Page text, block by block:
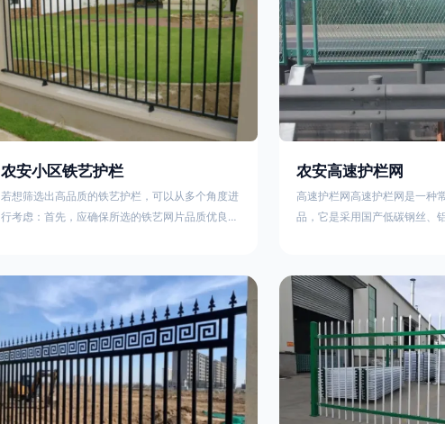
工地围栏外堆放建筑材料、垃圾和工程渣土。在
面通常采用镀锌、喷塑或浸塑
性
农安小区铁艺护栏
若想筛选出高品质的铁艺护栏，可以从多个角度进
行考虑：首先，应确保所选的铁艺网片品质优良，
好的制造机器之间的熟练程度。其次，选择耐用的
锻造铁艺产品，这类铁艺护栏比普通钢管护栏要坚
固许多，且外观更加美观、有层次。此外，还应注
重立柱与框架的选择，例如角钢或圆钢的选用应根
据不同部位的需求来定，以确保整体结构的稳固
性。17631598285
农安高速护栏网
高速护栏网高速护栏网是一种
品，它是采用国产低碳钢丝、
其作用是防止对面车辆灯光的
的安全性。另一种是高速公路
用是防止车辆失控冲出路面，
的安全 。双边丝高速护栏网又
采用冷拔低碳钢丝焊接成网筒